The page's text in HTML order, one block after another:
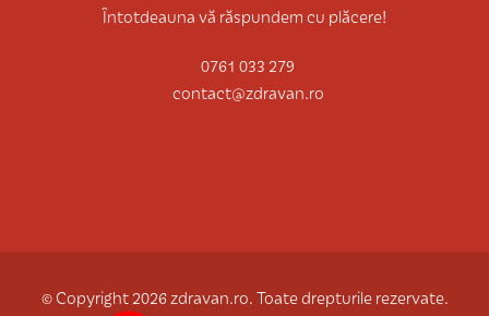
Întotdeauna vă răspundem cu plăcere!
0761 033 279
contact@zdravan.ro
© Copyright 2026 zdravan.ro. Toate drepturile rezervate.